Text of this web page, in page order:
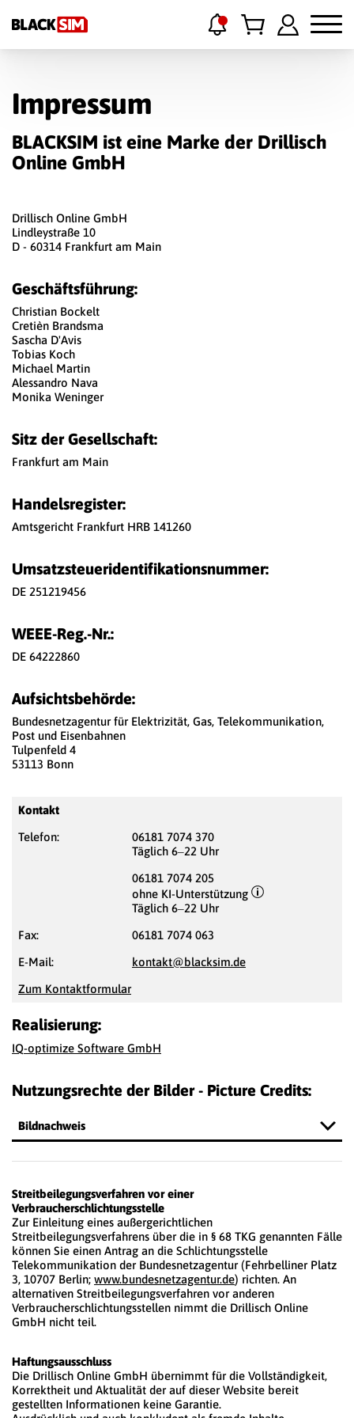
Impressum
BLACKSIM ist eine Marke der Drillisch
Online GmbH
Drillisch Online GmbH
Lindleystraße 10
D - 60314 Frankfurt am Main
Geschäftsführung:
Christian Bockelt
Cretièn Brandsma
Sascha D'Avis
Tobias Koch
Michael Martin
Alessandro Nava
Monika Weninger
Sitz der Gesellschaft:
Frankfurt am Main
Handelsregister:
Amtsgericht Frankfurt HRB 141260
Umsatzsteuer­identifikationsnummer:
DE 251219456
WEEE-Reg.-Nr.:
DE 64222860
Aufsichtsbehörde:
Bundesnetzagentur für Elektrizität, Gas, Telekommunikation,
Post und Eisenbahnen
Tulpenfeld 4
53113 Bonn
Kontakt
Telefon:
06181 7074 370
Täglich 6–22 Uhr
06181 7074 205
ohne KI-Unterstützung
Täglich 6–22 Uhr
Fax:
06181 7074 063
E-Mail:
kontakt@blacksim.de
Zum Kontaktformular
Realisierung:
IQ-optimize Software GmbH
Nutzungsrechte der Bilder - Picture Credits:
Bildnachweis
Streitbeilegungsverfahren vor einer
Verbraucherschlichtungsstelle
Zur Einleitung eines außergerichtlichen
Streitbeilegungsverfahrens über die in § 68 TKG genannten Fälle
können Sie einen Antrag an die Schlichtungsstelle
Telekommunikation der Bundesnetzagentur (Fehrbelliner Platz
3, 10707 Berlin; www.bundesnetzagentur.de) richten. An
alternativen Streitbeilegungsverfahren vor anderen
Verbraucherschlichtungsstellen nimmt die Drillisch Online
GmbH nicht teil.
Haftungsausschluss
Die Drillisch Online GmbH übernimmt für die Vollständigkeit,
Korrektheit und Aktualität der auf dieser Website bereit
gestellten Informationen keine Garantie.